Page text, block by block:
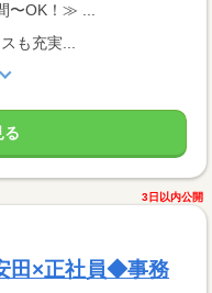
〜OK！≫ ...
も充実...
る
3日以内公開
田×正社員◆事務